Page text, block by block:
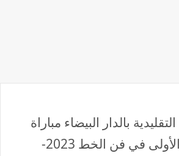
بالدار البيضاء مباراة
الالتحاق السنة الأولى في فن الخط 2023-